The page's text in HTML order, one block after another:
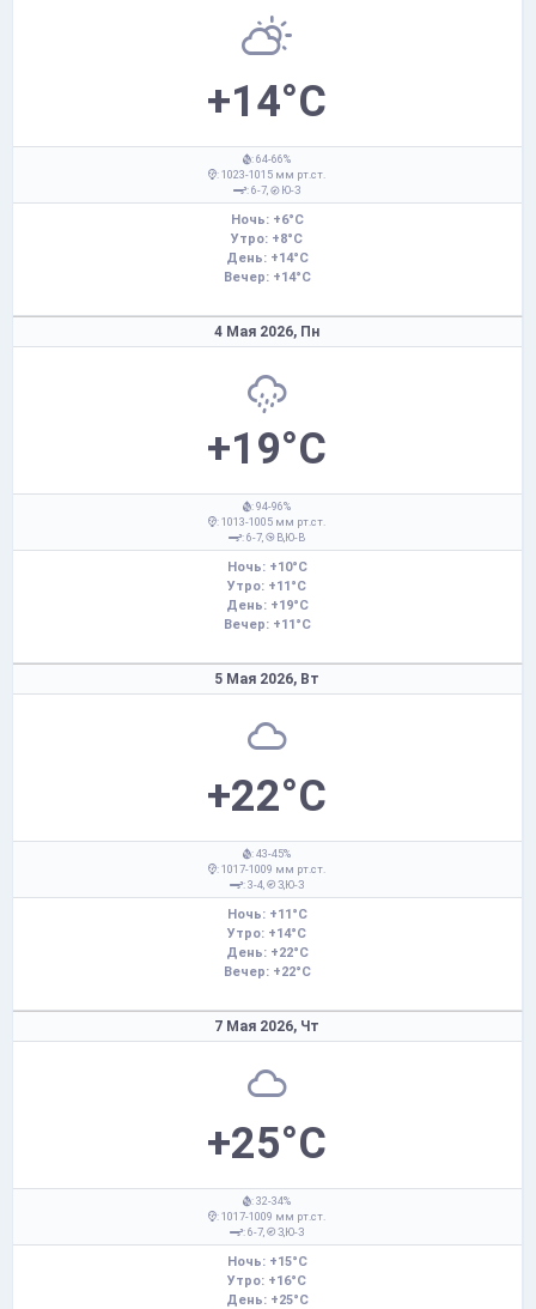
+14°C
: 64-66%
: 1023-1015 мм рт.ст.
: 6-7,
Ю-З
Ночь: +6°C
Утро: +8°C
День: +14°C
Вечер: +14°C
4 Мая 2026, Пн
+19°C
: 94-96%
: 1013-1005 мм рт.ст.
: 6-7,
В,Ю-В
Ночь: +10°C
Утро: +11°C
День: +19°C
Вечер: +11°C
5 Мая 2026, Вт
+22°C
: 43-45%
: 1017-1009 мм рт.ст.
: 3-4,
З,Ю-З
Ночь: +11°C
Утро: +14°C
День: +22°C
Вечер: +22°C
7 Мая 2026, Чт
+25°C
: 32-34%
: 1017-1009 мм рт.ст.
: 6-7,
З,Ю-З
Ночь: +15°C
Утро: +16°C
День: +25°C